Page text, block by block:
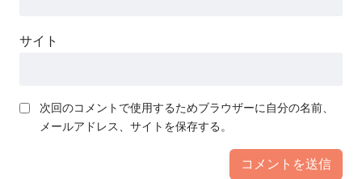
サイト
次回のコメントで使用するためブラウザーに自分の名前、
メールアドレス、サイトを保存する。